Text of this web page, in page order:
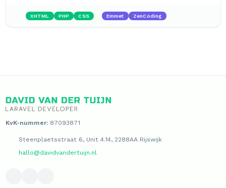
XHTML PHP CSS Emmet ZenCoding
KvK-nummer:87093871
Steenplaetsstraat 6, Unit 4.14, 2288AA Rijswijk
hallo@davidvandertuijn.nl